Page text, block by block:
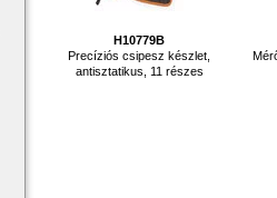
H10779B
Precíziós csipesz készlet,
antisztatikus, 11 részes